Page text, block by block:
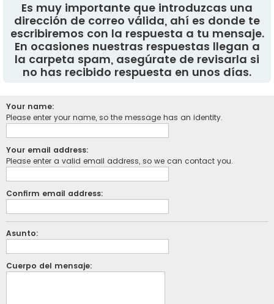
Es muy importante que introduzcas una
dirección de correo válida, ahí es donde te
escribiremos con la respuesta a tu mensaje.
En ocasiones nuestras respuestas llegan a
la carpeta spam, asegúrate de revisarla si
no has recibido respuesta en unos días.
Your name:
Please enter your name, so the message has an identity.
Your email address:
Please enter a valid email address, so we can contact you.
Confirm email address:
Asunto:
Cuerpo del mensaje: